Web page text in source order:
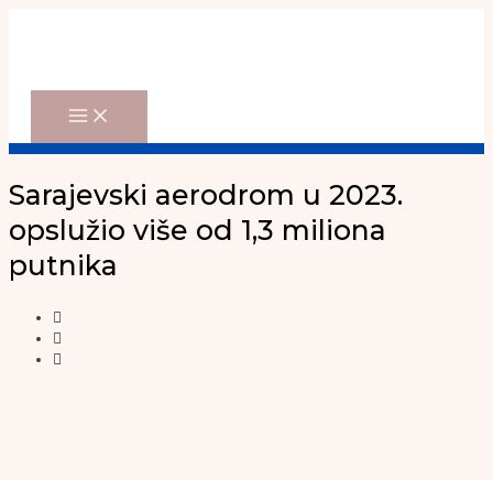
Sarajevski aerodrom u 2023.
opslužio više od 1,3 miliona
putnika